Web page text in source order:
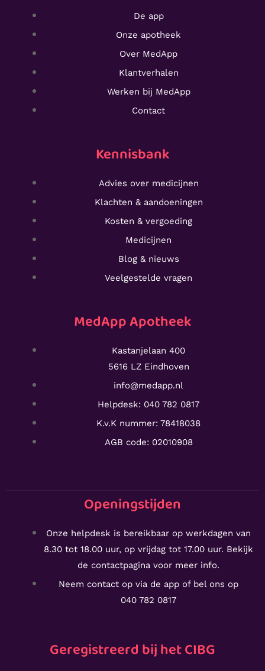
De app
Onze apotheek
Over MedApp
Klantverhalen
Werken bij MedApp
Contact
Kennisbank
Advies over medicijnen
Klachten & aandoeningen
Kosten & vergoeding
Medicijnen
Blog & nieuws
Veelgestelde vragen
MedApp Apotheek
Kastanjelaan 400
5616 LZ Eindhoven
info@medapp.nl
Helpdesk: 040 782 0817
K.v.K nummer: 78418038
AGB code: 02010908
Openingstijden
Onze helpdesk is bereikbaar op werkdagen van
8.30 tot 18.00 uur, op vrijdag tot 17.00 uur. Bekijk
de contactpagina voor meer info.
Neem contact op via de app of bel ons op
040 782 0817
Geregistreerd bij het CIBG